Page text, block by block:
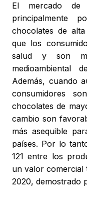
El mercado de
principalmente
chocolates de
que los
salud y son
medioambiental
Además, cuando
consumidores
chocolates de
cambio son
más asequible
países. Por lo
121 entre los
un valor comercial
2020, demostrado